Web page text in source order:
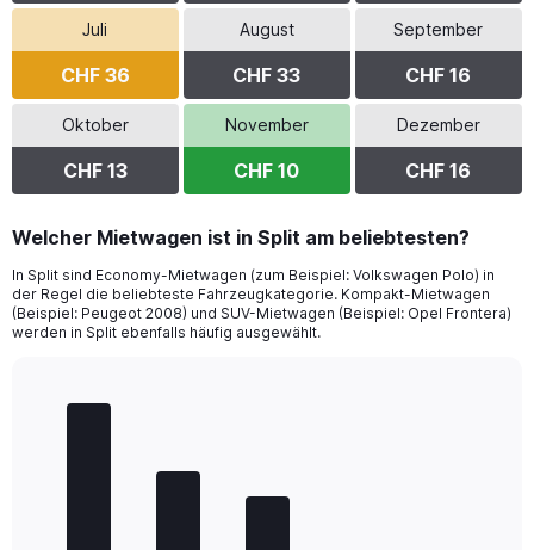
Juli
CHF 36
August
CHF 33
September
CHF 16
Oktober
CHF 13
November
CHF 10
Dezember
CHF 16
Welcher Mietwagen ist in Split am beliebtesten?
In Split sind Economy-Mietwagen (zum Beispiel: Volkswagen Polo) in
der Regel die beliebteste Fahrzeugkategorie. Kompakt-Mietwagen
(Beispiel: Peugeot 2008) und SUV-Mietwagen (Beispiel: Opel Frontera)
werden in Split ebenfalls häufig ausgewählt.